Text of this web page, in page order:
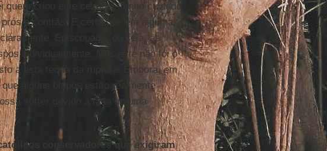
quem criou este cenário. Tenho cuidado
e contras. É certo que em algumas
Episcopado, ou seja, as
individualmente. Mas este não foi o
a esta teoria da ruptura. Embora, em
alguns bispos estão realmente
sofrer devido à falta de uma
conservadores que exigiram